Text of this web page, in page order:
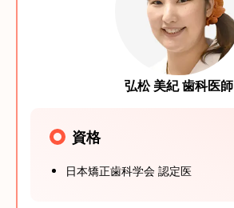
弘松 美紀 歯科医師
資格
日本矯正歯科学会 認定医